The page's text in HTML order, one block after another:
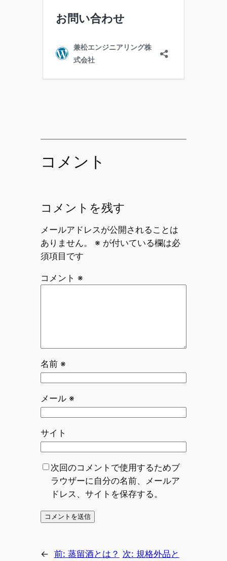
コメント
コメントを残す
メールアドレスが公開されることは
ありません。
※ が付いている欄は必
須項目です
コメント ※
名前 ※
メール ※
サイト
次回のコメントで使用するためブ
ラウザーに自分の名前、メールア
ドレス、サイトを保存する。
← 前: 蒸留酒とは？ 次: 規格外品と